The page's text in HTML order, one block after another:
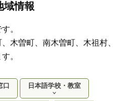
域情報
。
木曽町、南木曽町、木祖村、
。
口 日本語学校・教室